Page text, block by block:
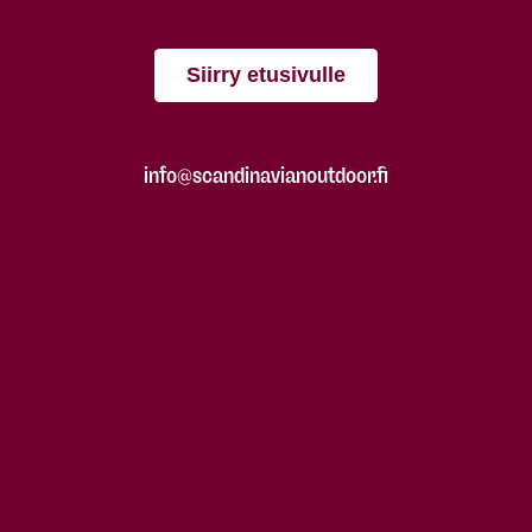
Siirry etusivulle
info@scandinavianoutdoor.fi